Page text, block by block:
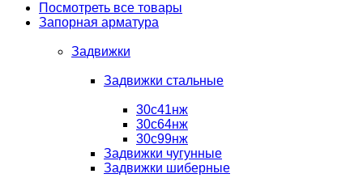
Посмотреть все товары
Запорная арматура
Задвижки
Задвижки стальные
30с41нж
30с64нж
30с99нж
Задвижки чугунные
Задвижки шиберные